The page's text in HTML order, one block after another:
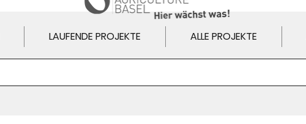
LAUFENDE PROJEKTE ALLE PROJEKTE